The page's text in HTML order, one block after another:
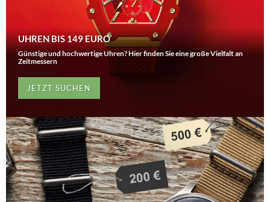
UHREN BIS 149 EURO
Günstige und hochwertige Uhren? Hier finden Sie eine große Vielfalt an
Zeitmessern
JETZT SUCHEN